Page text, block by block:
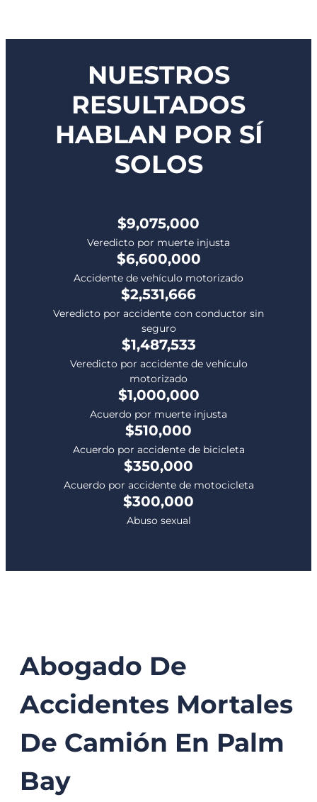
NUESTROS
RESULTADOS
HABLAN POR SÍ
SOLOS
$9,075,000
Veredicto por muerte injusta
$6,600,000
Accidente de vehículo motorizado
$2,531,666
Veredicto por accidente con conductor sin
seguro
$1,487,533
Veredicto por accidente de vehículo
motorizado
$1,000,000
Acuerdo por muerte injusta
$510,000
Acuerdo por accidente de bicicleta
$350,000
Acuerdo por accidente de motocicleta
$300,000
Abuso sexual
Abogado De
Accidentes Mortales
De Camión En Palm
Bay